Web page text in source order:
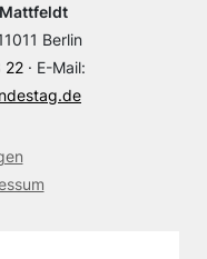
Berlin
22· E-Mail: